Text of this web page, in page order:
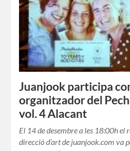
Juanjook participa
organitzador del
vol. 4 Alacant
El 14 de desembre a les 18:00h el
direcció d’art de juanjook.com va